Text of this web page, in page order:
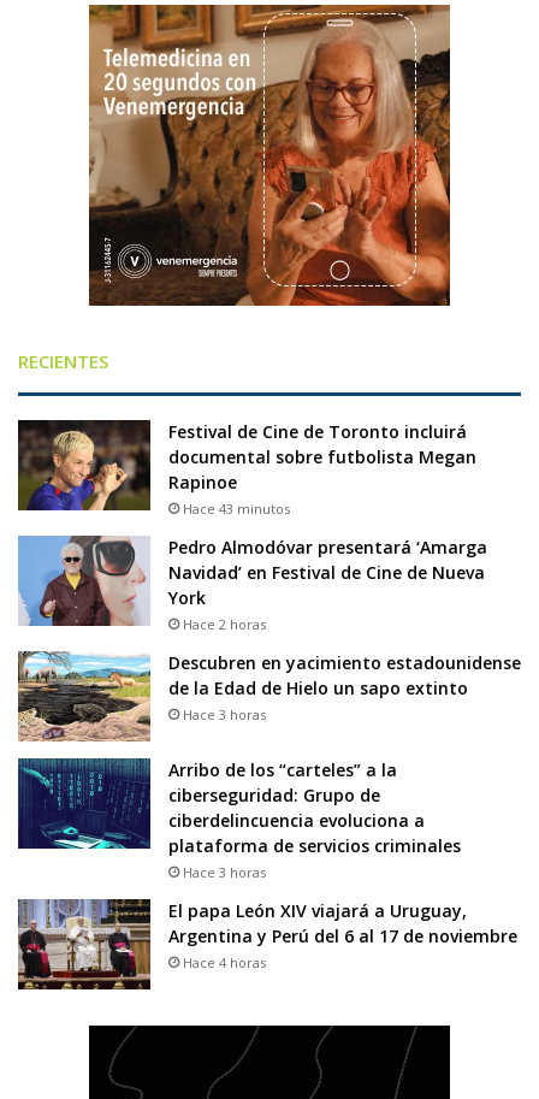
RECIENTES
Festival de Cine de Toronto incluirá
documental sobre futbolista Megan
Rapinoe
Hace 43 minutos
Pedro Almodóvar presentará ‘Amarga
Navidad’ en Festival de Cine de Nueva
York
Hace 2 horas
Descubren en yacimiento estadounidense
de la Edad de Hielo un sapo extinto
Hace 3 horas
Arribo de los “carteles” a la
ciberseguridad: Grupo de
ciberdelincuencia evoluciona a
plataforma de servicios criminales
Hace 3 horas
El papa León XIV viajará a Uruguay,
Argentina y Perú del 6 al 17 de noviembre
Hace 4 horas